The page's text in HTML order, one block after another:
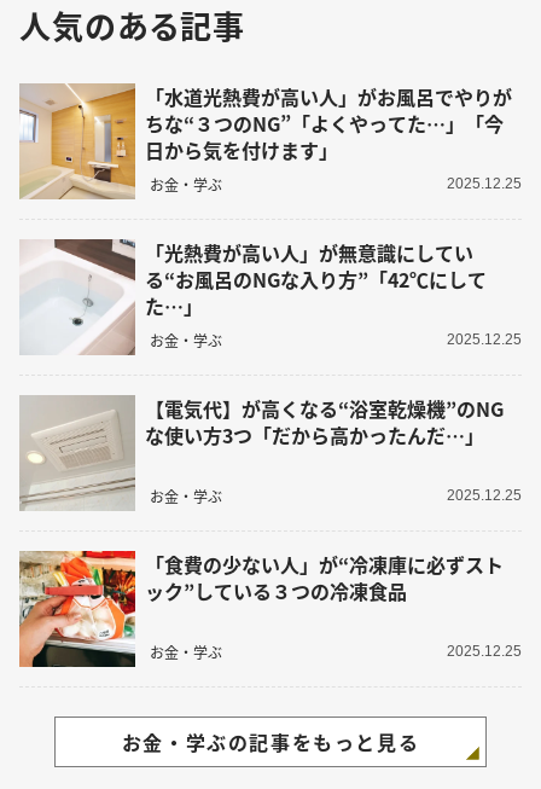
人気のある記事
「水道光熱費が高い人」がお風呂でやりが
ちな“３つのNG”「よくやってた…」「今
日から気を付けます」
お金・学ぶ 2025.12.25
「光熱費が高い人」が無意識にしてい
る“お風呂のNGな入り方”「42℃にして
た…」
お金・学ぶ 2025.12.25
【電気代】が高くなる“浴室乾燥機”のNG
な使い方3つ「だから高かったんだ…」
お金・学ぶ 2025.12.25
「食費の少ない人」が“冷凍庫に必ずスト
ック”している３つの冷凍食品
お金・学ぶ 2025.12.25
お金・学ぶの記事をもっと見る